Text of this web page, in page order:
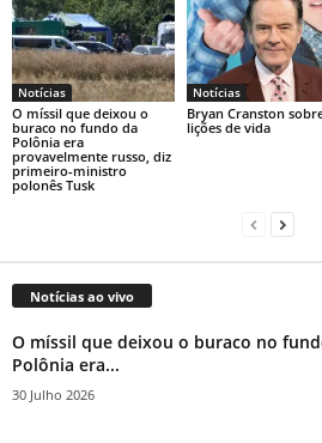
Notícias
O míssil que deixou o
buraco no fundo da
Polônia era
provavelmente russo, diz
primeiro-ministro
polonês Tusk
Notícias
Bryan Cranston
lições de vida
Notícias ao vivo
O míssil que deixou o buraco no
Polônia era...
30 Julho 2026